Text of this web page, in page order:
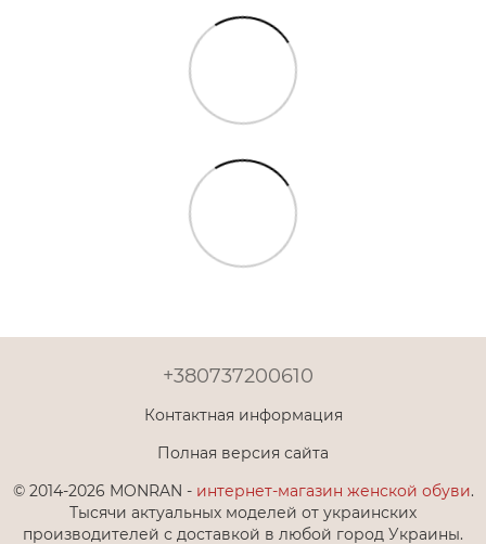
+380737200610
Контактная информация
Полная версия сайта
© 2014-2026 MONRAN - интернет-магазин женской обуви.
Тысячи актуальных моделей от украинских
производителей с доставкой в любой город Украины.